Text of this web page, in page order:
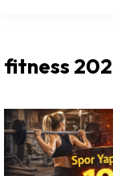
fitness